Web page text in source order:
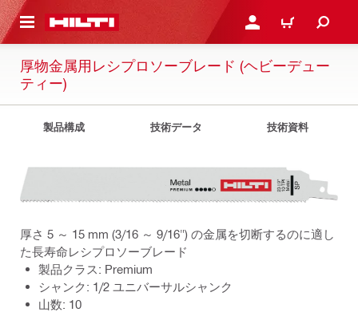
内容を表示 ログイン・新規オンライ
カート
厚物金属用レシプロソーブレード (ヘビーデュー
ティー)
製品構成 技術データ 技術資料
厚さ 5 ～ 15 mm (3/16 ～ 9/16") の金属を切断するのに適し
た長寿命レシプロソーブレード
製品クラス: Premium
シャンク: 1/2 ユニバーサルシャンク
山数: 10